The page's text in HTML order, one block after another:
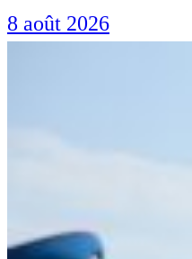
8 août 2026